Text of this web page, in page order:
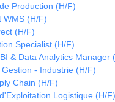
Production (H/F)
WMS (H/F)
(H/F)
Specialist (H/F)
& Data Analytics Manager
- Industrie (H/F)
Chain (H/F)
Logistique (H/F)